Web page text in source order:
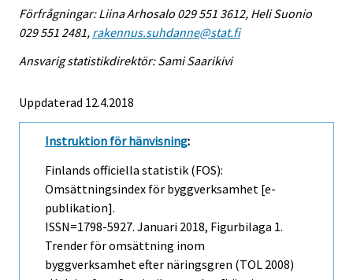
Förfrågningar: Liina Arhosalo 029 551 3612, Heli Suonio
029 551 2481, rakennus.suhdanne@stat.fi
Ansvarig statistikdirektör: Sami Saarikivi
Uppdaterad 12.4.2018
Instruktion för hänvisning:
Finlands officiella statistik (FOS):
Omsättningsindex för byggverksamhet [e-
publikation].
ISSN=1798-5927. Januari 2018, Figurbilaga 1.
Trender för omsättning inom
byggverksamhet efter näringsgren (TOL 2008)